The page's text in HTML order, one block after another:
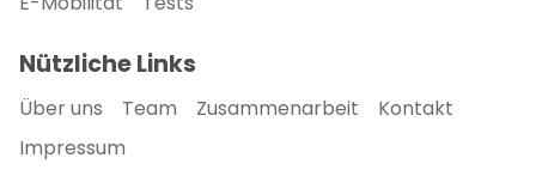
Nützliche Links
Über uns Team Zusammenarbeit
Kontakt
Impressum